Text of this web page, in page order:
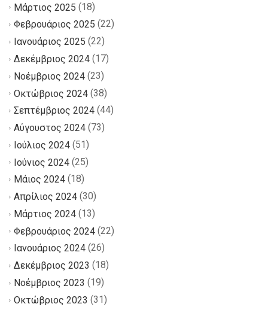
Μάρτιος 2025 (18)
Φεβρουάριος 2025 (22)
Ιανουάριος 2025 (22)
Δεκέμβριος 2024 (17)
Νοέμβριος 2024 (23)
Οκτώβριος 2024 (38)
Σεπτέμβριος 2024 (44)
Αύγουστος 2024 (73)
Ιούλιος 2024 (51)
Ιούνιος 2024 (25)
Μάιος 2024 (18)
Απρίλιος 2024 (30)
Μάρτιος 2024 (13)
Φεβρουάριος 2024 (22)
Ιανουάριος 2024 (26)
Δεκέμβριος 2023 (18)
Νοέμβριος 2023 (19)
Οκτώβριος 2023 (31)